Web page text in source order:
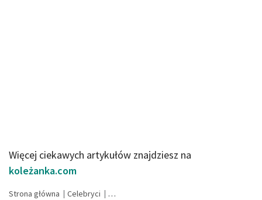
Więcej ciekawych artykułów znajdziesz na
koleżanka.com
Strona główna Celebryci